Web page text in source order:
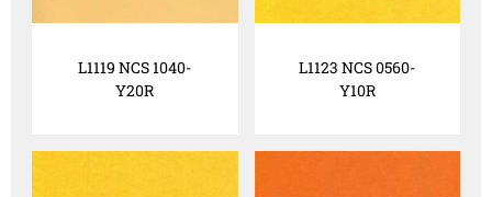
L1119 NCS 1040-
Y20R
L1123 NCS 0560-
Y10R